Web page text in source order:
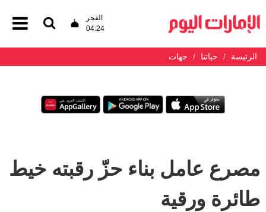
الفجر
04:24
الرئيسة حياتنا جهات
مصرع عامل بناء حزّ رقبته خيط
طائرة ورقية